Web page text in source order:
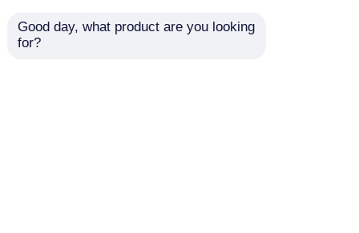
Good day, what product are you looking
for?